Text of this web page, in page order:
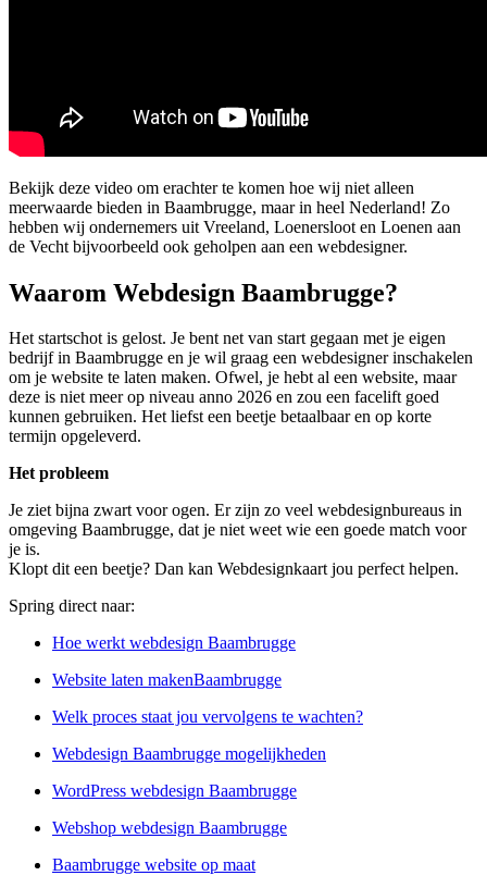
Bekijk deze video om erachter te komen hoe wij niet alleen
meerwaarde bieden in Baambrugge, maar in heel Nederland! Zo
hebben wij ondernemers uit Vreeland, Loenersloot en Loenen aan
de Vecht bijvoorbeeld ook geholpen aan een webdesigner.
Waarom Webdesign Baambrugge?
Het startschot is gelost. Je bent net van start gegaan met je eigen
bedrijf in Baambrugge en je wil graag een webdesigner inschakelen
om je website te laten maken. Ofwel, je hebt al een website, maar
deze is niet meer op niveau anno 2026 en zou een facelift goed
kunnen gebruiken. Het liefst een beetje betaalbaar en op korte
termijn opgeleverd.
Het probleem
Je ziet bijna zwart voor ogen. Er zijn zo veel webdesignbureaus in
omgeving Baambrugge, dat je niet weet wie een goede match voor
je is.
Klopt dit een beetje? Dan kan Webdesignkaart jou perfect helpen.
Spring direct naar:
Hoe werkt webdesign Baambrugge
Website laten makenBaambrugge
Welk proces staat jou vervolgens te wachten?
Webdesign Baambrugge mogelijkheden
WordPress webdesign Baambrugge
Webshop webdesign Baambrugge
Baambrugge website op maat